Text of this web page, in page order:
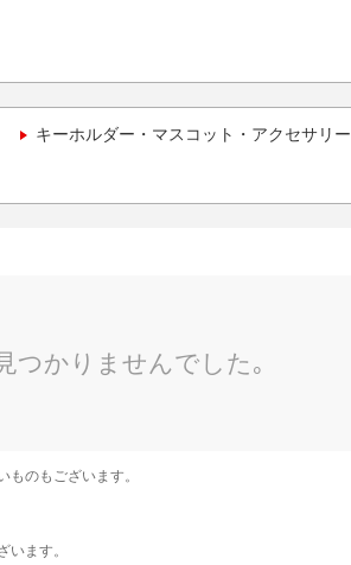
キーホルダー・マスコット・アクセサリー